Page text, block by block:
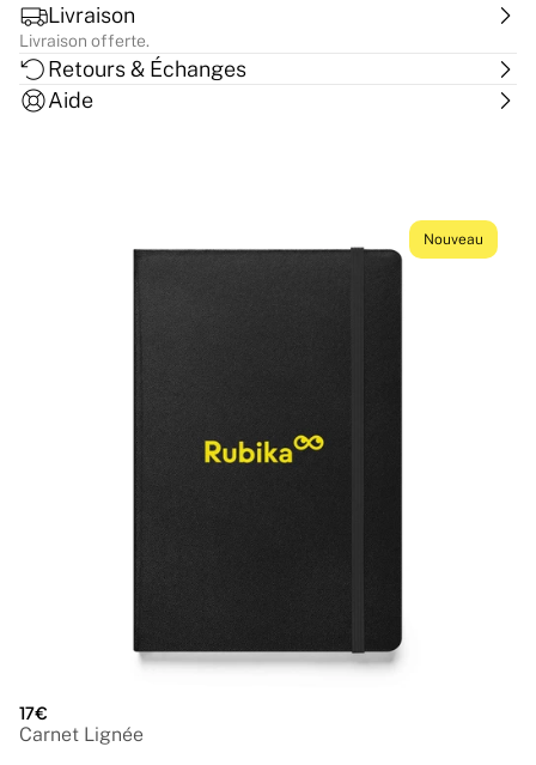
Livraison
Livraison offerte.
Retours & Échanges
Aide
Nouveau
17€
Carnet Lignée